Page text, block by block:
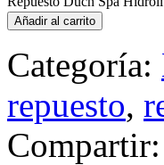
Añadir al carrito
Categoría:
repuesto,
Compartir: